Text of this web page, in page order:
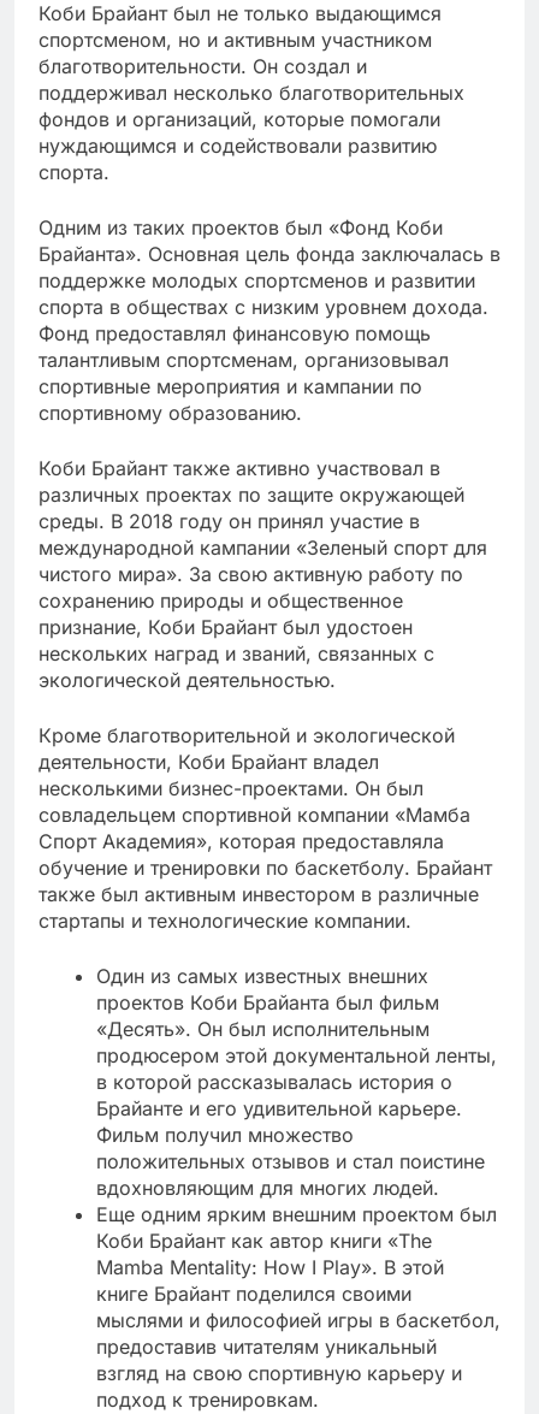
Коби Брайант был не только выдающимся
спортсменом, но и активным участником
благотворительности. Он создал и
поддерживал несколько благотворительных
фондов и организаций, которые помогали
нуждающимся и содействовали развитию
спорта.
Одним из таких проектов был «Фонд Коби
Брайанта». Основная цель фонда заключалась в
поддержке молодых спортсменов и развитии
спорта в обществах с низким уровнем дохода.
Фонд предоставлял финансовую помощь
талантливым спортсменам, организовывал
спортивные мероприятия и кампании по
спортивному образованию.
Коби Брайант также активно участвовал в
различных проектах по защите окружающей
среды. В 2018 году он принял участие в
международной кампании «Зеленый спорт для
чистого мира». За свою активную работу по
сохранению природы и общественное
признание, Коби Брайант был удостоен
нескольких наград и званий, связанных с
экологической деятельностью.
Кроме благотворительной и экологической
деятельности, Коби Брайант владел
несколькими бизнес-проектами. Он был
совладельцем спортивной компании «Мамба
Спорт Академия», которая предоставляла
обучение и тренировки по баскетболу. Брайант
также был активным инвестором в различные
стартапы и технологические компании.
Один из самых известных внешних
проектов Коби Брайанта был фильм
«Десять». Он был исполнительным
продюсером этой документальной ленты,
в которой рассказывалась история о
Брайанте и его удивительной карьере.
Фильм получил множество
положительных отзывов и стал поистине
вдохновляющим для многих людей.
Еще одним ярким внешним проектом был
Коби Брайант как автор книги «The
Mamba Mentality: How I Play». В этой
книге Брайант поделился своими
мыслями и философией игры в баскетбол,
предоставив читателям уникальный
взгляд на свою спортивную карьеру и
подход к тренировкам.